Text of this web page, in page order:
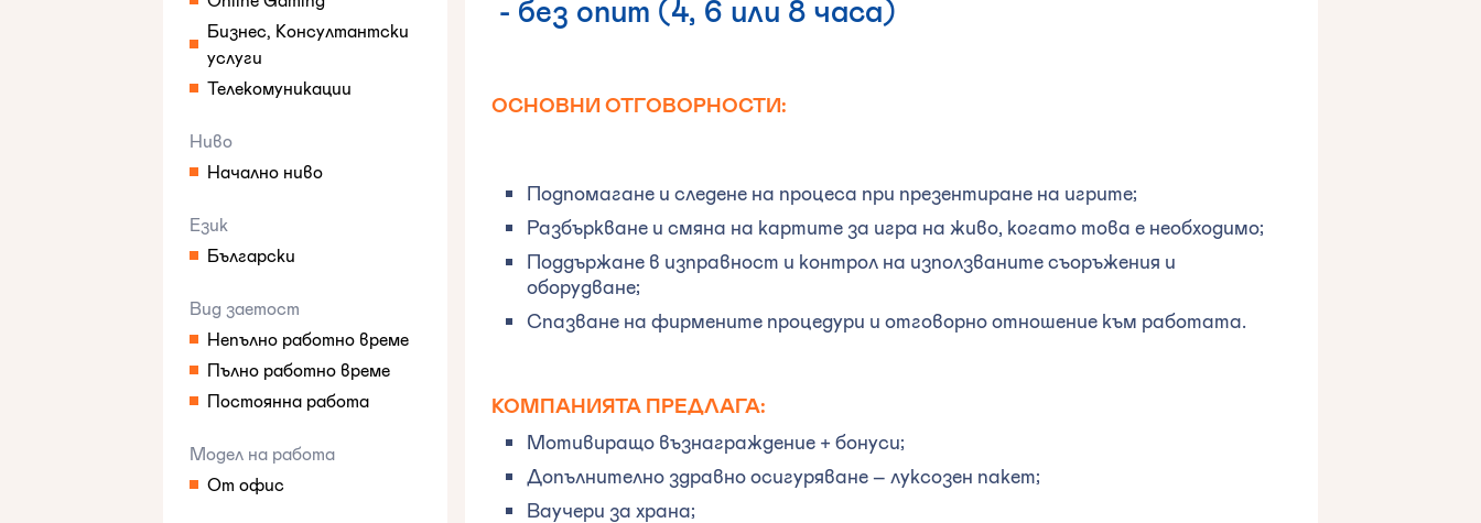
Бизнес, Консултантски
услуги
Телекомуникации
Ниво
Начално ниво
Език
Български
Вид заетост
Непълно работно време
Пълно работно време
Постоянна работа
Модел на работа
От офис
- без опит (4, 6 или 8 часа)
ОСНОВНИ ОТГОВОРНОСТИ:
Подпомагане и следене на процеса при презентиране на игрите;
Разбъркване и смяна на картите за игра на живо, когато това е необходимо;
Поддържане в изправност и контрол на използваните съоръжения и
оборудване;
Спазване на фирмените процедури и отговорно отношение към работата.
КОМПАНИЯТА ПРЕДЛАГА:
Мотивиращо възнаграждение + бонуси;
Допълнително здравно осигуряване – луксозен пакет;
Ваучери за храна;